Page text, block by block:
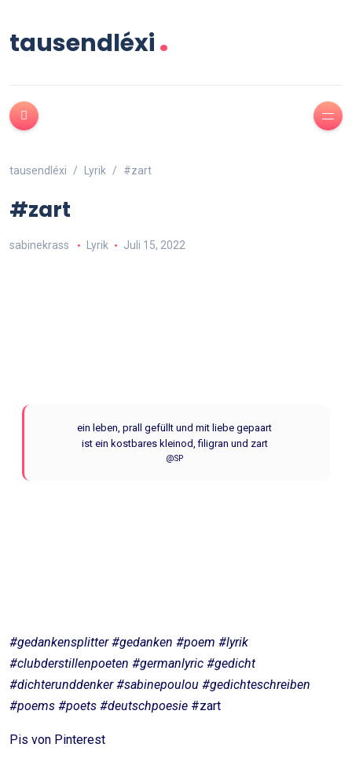
tausendléxi.
tausendléxi Lyrik #zart
#zart
sabinekrass Lyrik Juli 15, 2022
ein leben, prall gefüllt und mit liebe gepaart
ist ein kostbares kleinod, filigran und zart
@SP
#gedankensplitter #gedanken #poem #lyrik
#clubderstillenpoeten #germanlyric #gedicht
#dichterunddenker #sabinepoulou #gedichteschreiben
#poems #poets #deutschpoesie #zart
Pis von Pinterest